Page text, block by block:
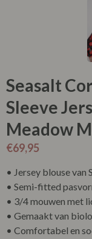
Seasalt
Sleeve
Meadow
€69,95
• Jersey blouse van
• Semi-fitted
• 3/4 mouwen met
• Gemaakt van
• Comfortabel en